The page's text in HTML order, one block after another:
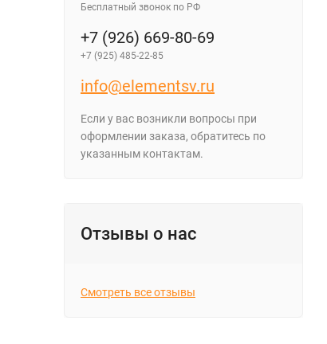
Бесплатный звонок по РФ
+7 (926) 669-80-69
+7 (925) 485-22-85
info@elementsv.ru
Если у вас возникли вопросы при
оформлении заказа, обратитесь по
указанным контактам.
Отзывы о нас
Смотреть все отзывы